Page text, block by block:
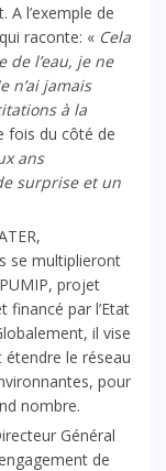
A l’exemple de
raconte: « Cela
de l’eau, je ne
n’ai jamais
à la
fois du côté de
ans
surprise et un
se multiplieront
projet
financé par l’Etat
il vise
le réseau
pour
nombre.
Général
de